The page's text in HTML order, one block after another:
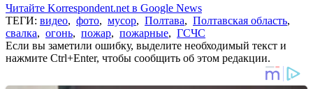
Читайте Korrespondent.net в Google News
ТЕГИ: видео, фото, мусор, Полтава, Полтавская область,
свалка, огонь, пожар, пожарные, ГСЧС
Если вы заметили ошибку, выделите необходимый текст и
нажмите Ctrl+Enter, чтобы сообщить об этом редакции.